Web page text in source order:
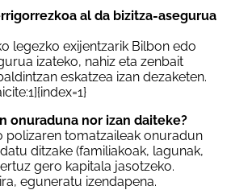
al da bizitza-asegurua
legezko exijentzarik Bilbon edo
izateko, nahiz eta zenbait
eskatzea izan dezaketen.
onuraduna nor izan daiteke?
polizaren tomatzaileak onuradun
ditzake (familiakoak, lagunak,
gero kapitala jasotzeko.
eguneratu izendapena.